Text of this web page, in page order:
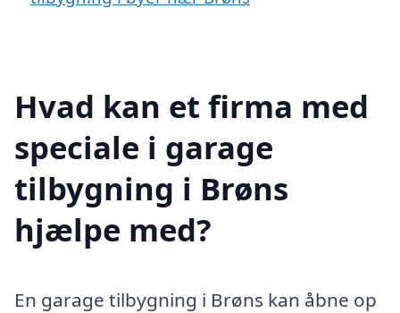
Hvad kan et firma med
speciale i garage
tilbygning i Brøns
hjælpe med?
En garage tilbygning i Brøns kan åbne op